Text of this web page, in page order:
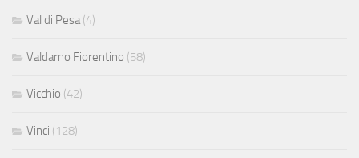
Val di Pesa(4)
Valdarno Fiorentino (58)
Vicchio (42)
Vinci (128)